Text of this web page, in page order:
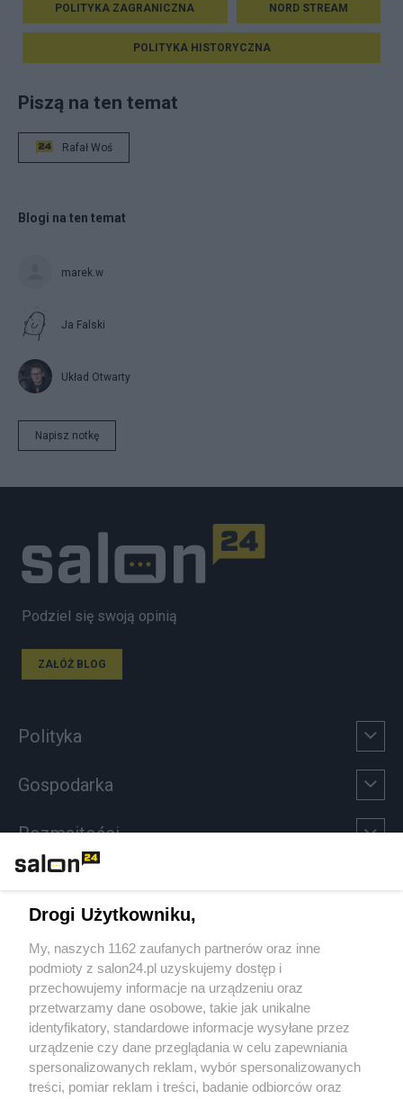
POLITYKA ZAGRANICZNA NORD STREAM
POLITYKA HISTORYCZNA
Piszą na ten temat
Rafał Woś
Blogi na ten temat
marek.w
Ja Falski
Układ Otwarty
Napisz notkę
Podziel się swoją opinią
ZAŁÓŻ BLOG
Polityka
Gospodarka
Rozmaitości
Sport
Społeczeństwo
Kultura
Drogi Użytkowniku,
My, naszych 1162 zaufanych partnerów oraz inne
podmioty z salon24.pl uzyskujemy dostęp i
przechowujemy informacje na urządzeniu oraz
przetwarzamy dane osobowe, takie jak unikalne
identyfikatory, standardowe informacje wysyłane przez
urządzenie czy dane przeglądania w celu zapewniania
spersonalizowanych reklam, wybór spersonalizowanych
treści, pomiar reklam i treści, badanie odbiorców oraz